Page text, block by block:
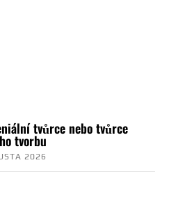
tvůrce nebo tvůrce
tvorbu
2026